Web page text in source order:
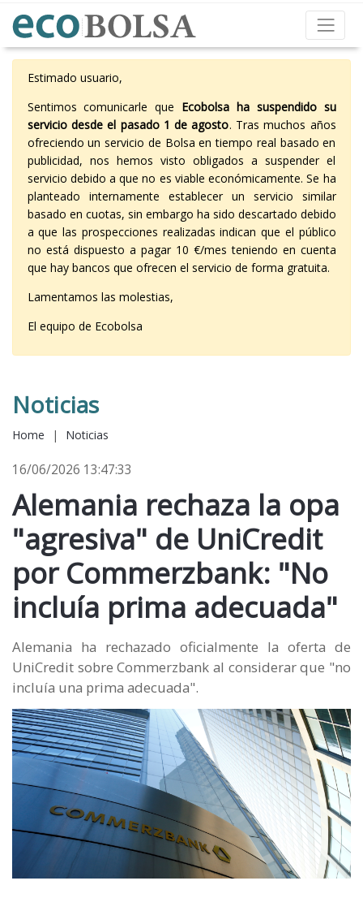
Estimado usuario,
Sentimos comunicarle que Ecobolsa ha suspendido su
servicio desde el pasado 1 de agosto. Tras muchos años
ofreciendo un servicio de Bolsa en tiempo real basado en
publicidad, nos hemos visto obligados a suspender el
servicio debido a que no es viable económicamente. Se ha
planteado internamente establecer un servicio similar
basado en cuotas, sin embargo ha sido descartado debido
a que las prospecciones realizadas indican que el público
no está dispuesto a pagar 10 €/mes teniendo en cuenta
que hay bancos que ofrecen el servicio de forma gratuita.
Lamentamos las molestias,
El equipo de Ecobolsa
Noticias
Home | Noticias
16/06/2026 13:47:33
Alemania rechaza la opa
"agresiva" de UniCredit
por Commerzbank: "No
incluía prima adecuada"
Alemania ha rechazado oficialmente la oferta de
UniCredit ‌sobre Commerzbank al considerar que "no
incluía una prima adecuada".